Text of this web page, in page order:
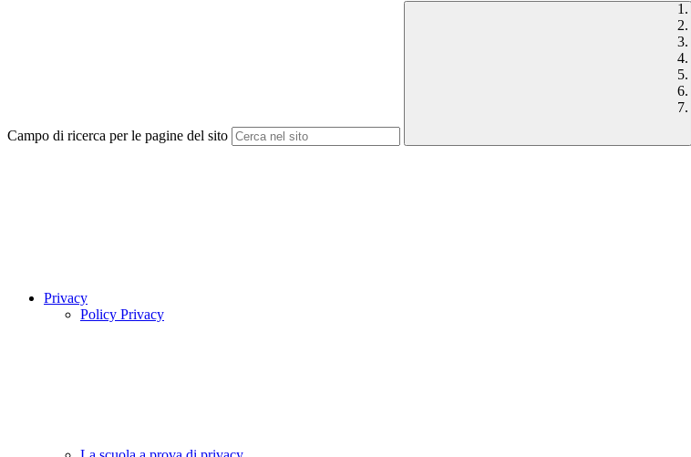
Campo di ricerca per le pagine del sito
Privacy
Policy Privacy